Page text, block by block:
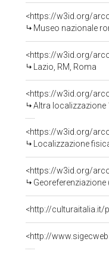
<https://w3id.org/
Museo nazionale
<https://w3id.org/
Lazio, RM, Roma
<https://w3id.org/
Altra localizzazione
<https://w3id.org/
Localizzazione
<https://w3id.org/
<http://culturaitalia.it/
<http://